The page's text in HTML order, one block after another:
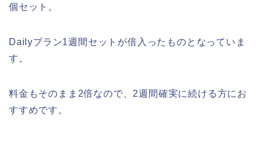
個セット。
Dailyブラン1週間セットが倍入ったものとなっていま
す。
料金もそのまま2倍なので、2週間確実に続ける方にお
すすめです。